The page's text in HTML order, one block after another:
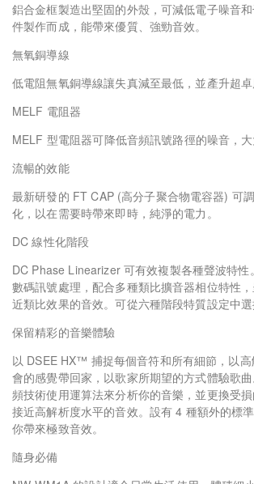
鋁合金框製造出堅固的外殼，可減低電子噪音
件製作而成，能帶來優質、強勁音效。
無氧銅導線
低電阻無氧銅導線讓失真減至最低，並產升超卓
MELF 電阻器
MELF 型電阻器可降低音頻訊號路徑的噪音，大
流暢的效能
最新研發的 FT CAP (高分子聚合物電容器) 可
化，以在需要時帶來即時，純淨的電力。
DC 線性化階段
DC Phase Linearizer 可有效複製各種聲波特性
數碼訊號處理，配合多種類比擴音器相位特性
近類比效果的音效。可從六種階段特質設定中選
保留精彩的音樂體驗
以 DSEE HX™ 捕捉每個音符和所有細節，以
會的感覺帶回家，以歌家所期望的方式體驗歌
頻技術使用運算法來分析你的音樂，並更換受
接近高解析度水平的音效。設有 4 種額外的標
你帶來極致音效。
隨身必備